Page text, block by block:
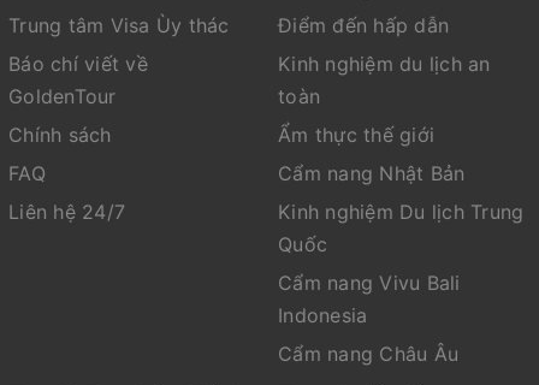
Trung tâm Visa Ùy thác
Báo chí viết về
GoldenTour
Chính sách
FAQ
Liên hệ 24/7
Điểm đến hấp dẫn
Kinh nghiệm du lịch an
toàn
Ẩm thực thế giới
Cẩm nang Nhật Bản
Kinh nghiệm Du lịch Trung
Quốc
Cẩm nang Vivu Bali
Indonesia
Cẩm nang Châu Âu